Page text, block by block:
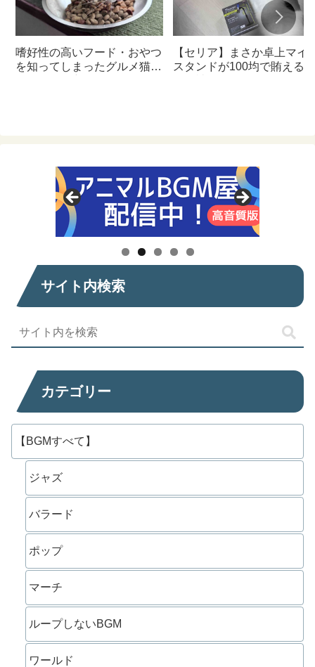
嗜好性の高いフード・おやつ
を知ってしまったグルメ猫の
【セリア】まさか卓上マイ
スタンドが100均で賄えるな
サイト内検索
カテゴリー
【BGMすべて】
ジャズ
バラード
ポップ
マーチ
ループしないBGM
ワールド